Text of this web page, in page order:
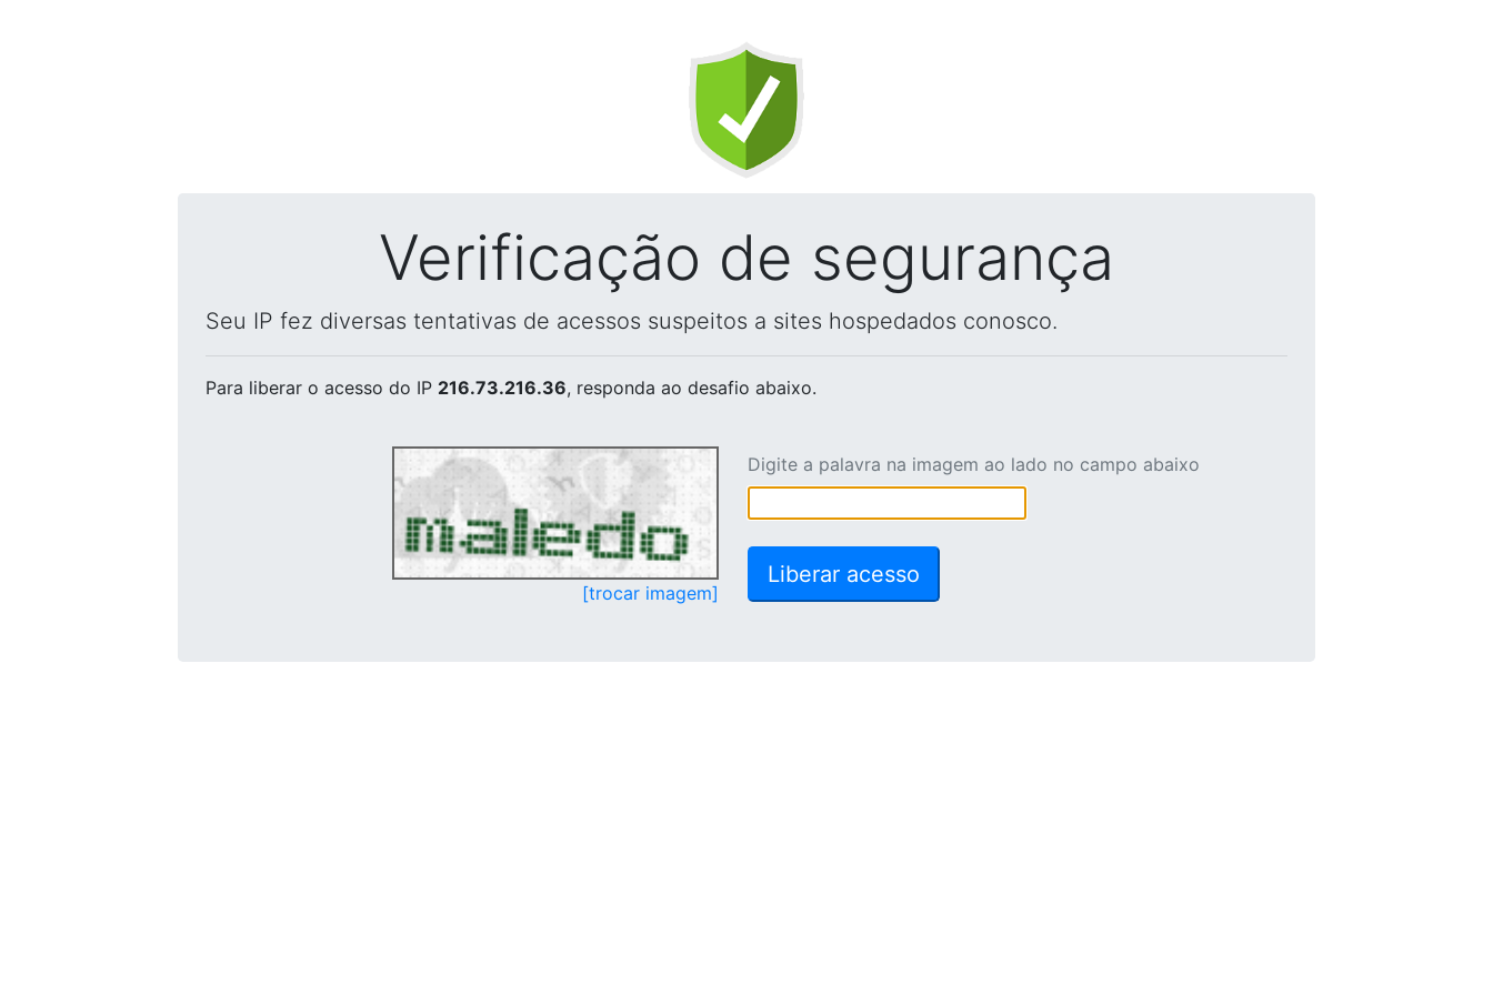
Verificação de segurança
Seu IP fez diversas tentativas de acessos suspeitos a sites hospedados conosco.
Para liberar o acesso do IP 216.73.216.36, responda ao desafio abaixo.
[trocar imagem]
Digite a palavra na imagem ao lado no campo abaixo